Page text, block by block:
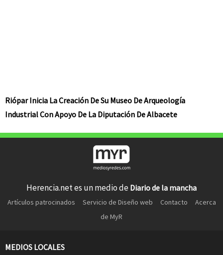
Riópar Inicia La Creación De Su Museo De Arqueología
Industrial Con Apoyo De La Diputación De Albacete
Herencia.net es un medio de Diario de la mancha
Artículos patrocinados Servicio de Diseño web Contacto
Acerca
de MyR
MEDIOS LOCALES